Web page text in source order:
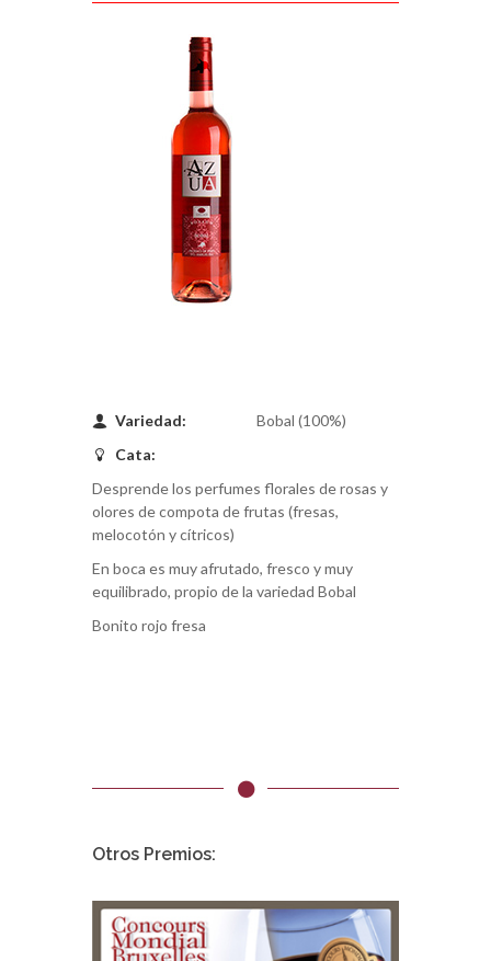
Variedad:
Bobal (100%)
Cata:
Desprende los perfumes florales de rosas y
olores de compota de frutas (fresas,
melocotón y cítricos)
En boca es muy afrutado, fresco y muy
equilibrado, propio de la variedad Bobal
Bonito rojo fresa
Otros Premios: